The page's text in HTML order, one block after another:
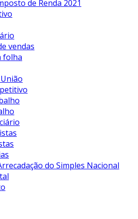
de Renda 2021
vendas
folha
do Simples Nacional